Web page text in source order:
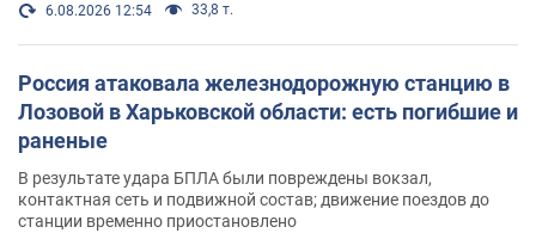
6.08.2026 12:54 33,8 т.
Россия атаковала железнодорожную станцию в
Лозовой в Харьковской области: есть погибшие и
раненые
В результате удара БПЛА были повреждены вокзал,
контактная сеть и подвижной состав; движение поездов до
станции временно приостановлено